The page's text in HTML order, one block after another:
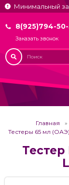
Минимальный
8(925)794-
Заказать звонок
Главная
Тестеры 65 мл (ОАЭ)